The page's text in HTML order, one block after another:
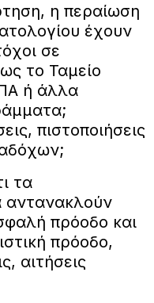
η περαίωση
έχουν
σε
το Ταμείο
ή άλλα
πιστοποιήσεις
τα
αντανακλούν
πρόοδο και
πρόοδο,
αιτήσεις